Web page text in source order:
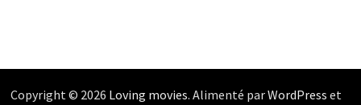
Copyright © 2026 Loving movies. Alimenté parWordPress et